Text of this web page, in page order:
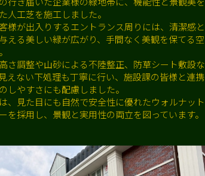
人工芝を施工しました。
様が出入りするエントランス周りには、清潔感と
える美しい緑が広がり、手間なく美観を保てる空
さ調整や山砂による不陸整正、防草シート敷設な
えない下処理も丁寧に行い、施設課の皆様と連携
しやすさにも配慮しました。
、見た目にも自然で安全性に優れたウォルナット
を採用し、景観と実用性の両立を図っています。